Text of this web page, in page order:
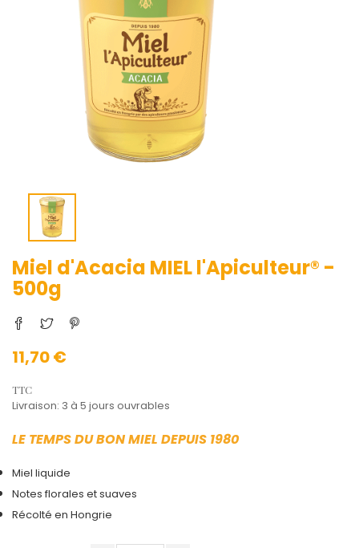
Miel d'Acacia MIEL l'Apiculteur® -
500g
11,70 €
TTC
Livraison: 3 à 5 jours ouvrables
LE TEMPS DU BON MIEL DEPUIS 1980
Miel liquide
Notes florales et suaves
Récolté en Hongrie